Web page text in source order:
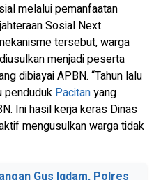
melalui pemanfaatan
Sosial Next
tersebut, warga
menjadi peserta
dibiayai APBN. “Tahun lalu
penduduk Pacitanyang
Ini hasil kerja keras Dinas
mengusulkan warga tidak